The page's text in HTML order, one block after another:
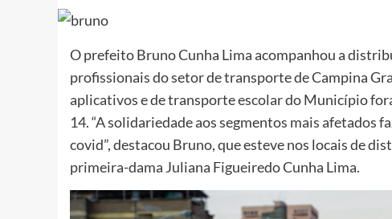
O prefeito Bruno Cunha Lima acompanhou a
profissionais do setor de transporte de Campina
aplicativos e de transporte escolar do Município
14. “A solidariedade aos segmentos mais afetados
covid”, destacou Bruno, que esteve nos locais de
primeira-dama Juliana Figueiredo Cunha Lima.